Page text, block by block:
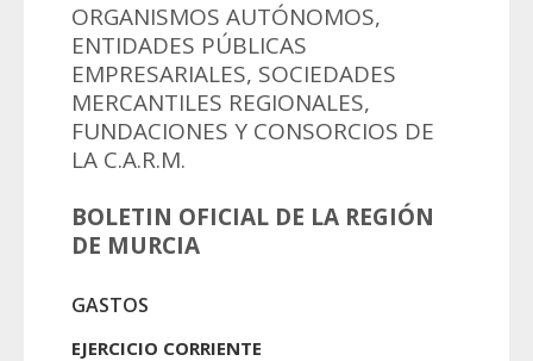
ORGANISMOS AUTÓNOMOS,
ENTIDADES PÚBLICAS
EMPRESARIALES, SOCIEDADES
MERCANTILES REGIONALES,
FUNDACIONES Y CONSORCIOS DE
LA C.A.R.M.
BOLETIN OFICIAL DE LA REGIÓN
DE MURCIA
GASTOS
EJERCICIO CORRIENTE